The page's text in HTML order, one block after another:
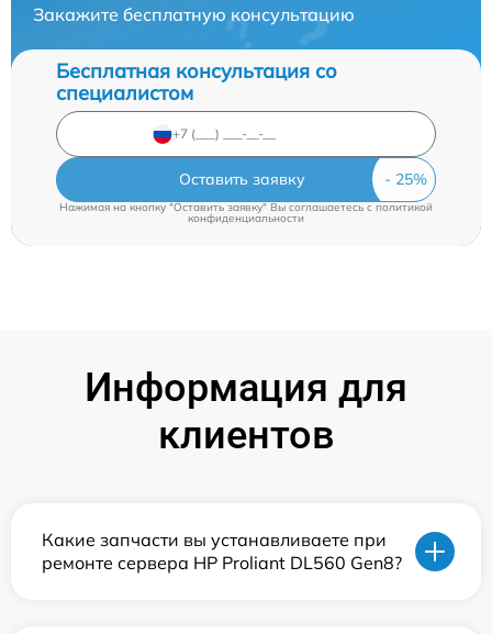
Закажите бесплатную консультацию
Бесплатная консультация со
специалистом
Оставить заявку
Нажимая на кнопку "Оставить заявку" Вы соглашаетесь cполитикой
конфиденциальности
Информация для
клиентов
Какие запчасти вы устанавливаете при
ремонте сервера HP Proliant DL560 Gen8?